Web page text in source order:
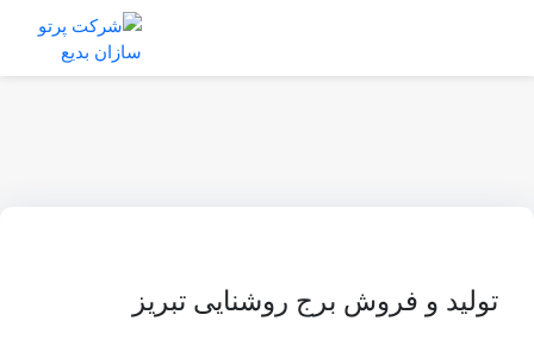
تولید و فروش برج روشنایی تبریز